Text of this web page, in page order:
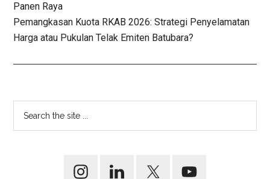
Panen Raya
Pemangkasan Kuota RKAB 2026: Strategi Penyelamatan
Harga atau Pukulan Telak Emiten Batubara?